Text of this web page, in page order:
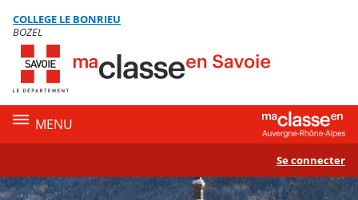
Contenu
COLLEGE LE BONRIEU
BOZEL
MENU
Se connecter